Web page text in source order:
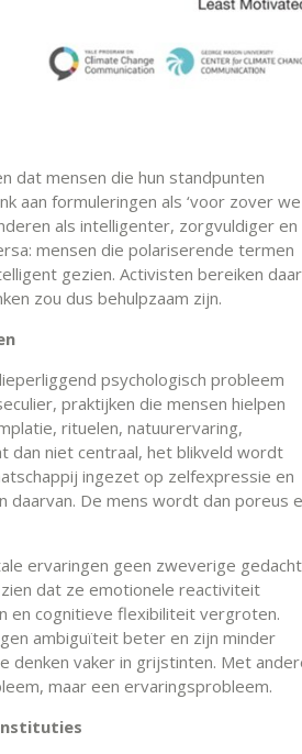
dat mensen die hun standpunten
aan formuleringen als ‘voor zover
als intelligenter, zorgvuldiger en
mensen die polariserende termen
gezien. Activisten bereiken
zou dus behulpzaam zijn.
psychologisch probleem
praktijken die mensen hielpen
rituelen, natuurervaring,
dan niet centraal, het blikveld wordt
ingezet op zelfexpressie en
De mens wordt dan poreus
ervaringen geen zweverige
dat ze emotionele reactiviteit
en cognitieve flexibiliteit vergroten.
ambiguïteit beter en zijn minder
denken vaker in grijstinten. Met
maar een ervaringsprobleem.